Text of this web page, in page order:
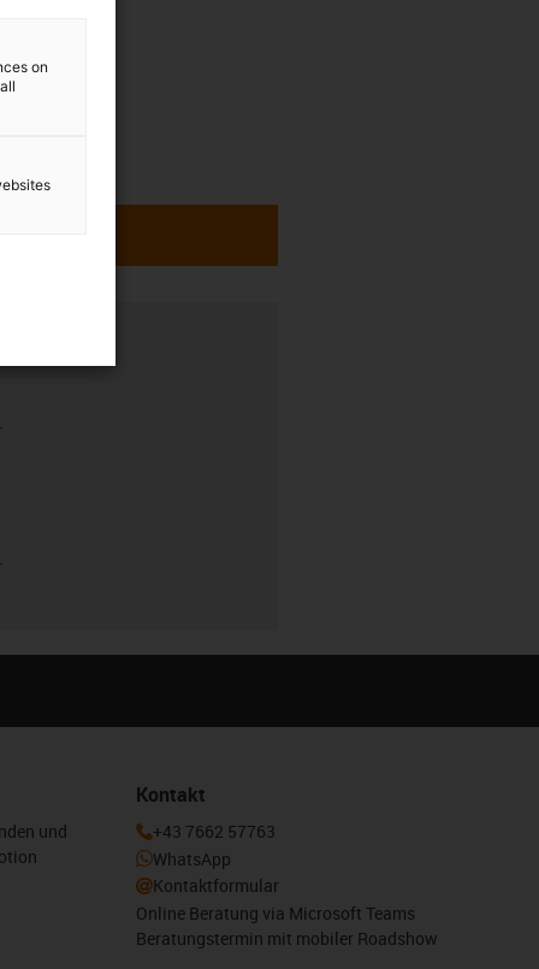
und
Kontakt
+43 7662 57763
WhatsApp
Kontaktformular
Online Beratung via Microsoft Teams
Beratungstermin mit mobiler Roadshow
on